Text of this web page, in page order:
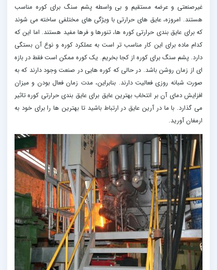
غیرصنعتی و عرضه مستقیم و بی واسطه پشم سنگ برای کوره مناسب
هستند. امروزه، عایق های حرارتی با ویژگی های مختلفی ساخته می شوند
که برای عایق بندی حرارتی کوره ها، تنورها و فرها مفید هستند. اما این که
کدام ماده برای این کار مناسب تر است به عملکرد کوره و نوع آن بستگی
دارد. پشم سنگ برای کوره از کجا بخریم. یک کوره ممکن است فقط در بازه
ای از زمان روشن باشد. در حالی که کوره هایی در صنعت وجود دارند که به
صورت شبانه روزی فعالیت دارند. بنابراین، مدت زمان فعال بودن و میزان
افزایش دمای آن بر انتخاب بهترین عایق برای عایق بندی حرارتی کوره تاثیر
می گذارد. با ما در آرین عایق در ارتباط باشید تا بهترین ها را برای خود به
ارمغان آورید.